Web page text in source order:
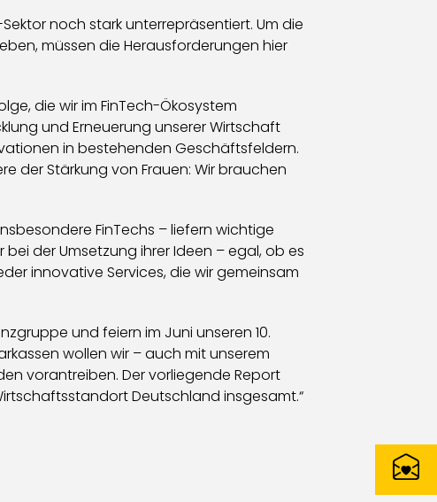
noch stark unterrepräsentiert. Um die
müssen die Herausforderungen hier
die wir im FinTech-Ökosystem
und Erneuerung unserer Wirtschaft
in bestehenden Geschäftsfeldern.
der Stärkung von Frauen: Wir brauchen
FinTechs – liefern wichtige
der Umsetzung ihrer Ideen – egal, ob es
innovative Services, die wir gemeinsam
und feiern im Juni unseren 10.
wollen wir – auch mit unserem
vorantreiben. Der vorliegende Report
Deutschland insgesamt.“